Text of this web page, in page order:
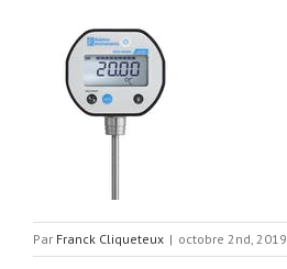
Par Franck Cliqueteux | octobre 2nd, 2019